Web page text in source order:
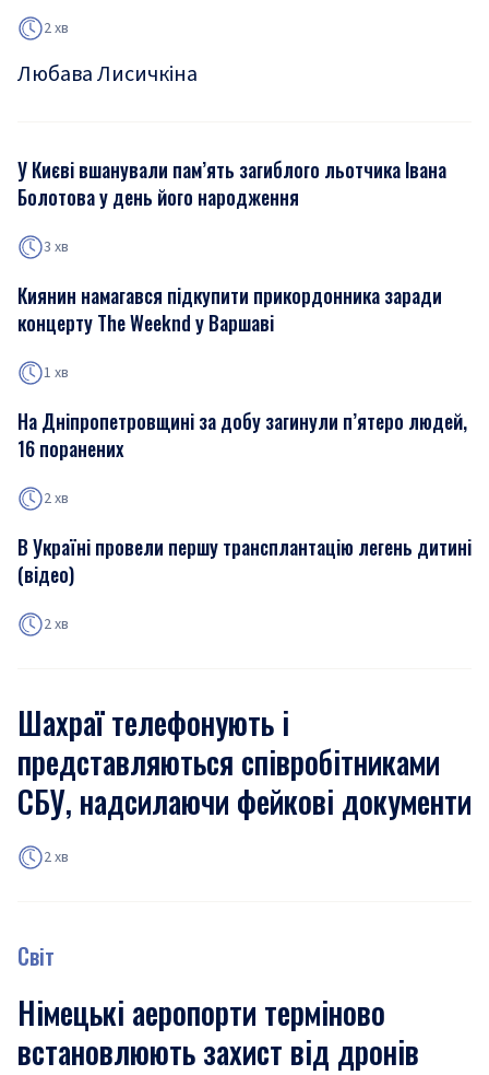
2 хв
Любава Лисичкіна
У Києві вшанували пам’ять загиблого льотчика Івана
Болотова у день його народження
3 хв
Киянин намагався підкупити прикордонника заради
концерту The Weeknd у Варшаві
1 хв
На Дніпропетровщині за добу загинули п’ятеро людей,
16 поранених
2 хв
В Україні провели першу трансплантацію легень дитині
(відео)
2 хв
Шахраї телефонують і
представляються співробітниками
СБУ, надсилаючи фейкові документи
2 хв
Світ
Німецькі аеропорти терміново
встановлюють захист від дронів